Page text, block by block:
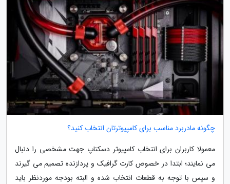
چگونه مادربرد مناسب برای کامپیوترتان انتخاب کنید؟
معمولا کاربران برای انتخاب کامپیوتر دسکتاپ جهت مشخصی را دنبال
می نمایند؛ ابتدا در خصوص کارت گرافیک و پردازنده تصمیم می گیرند
و سپس با توجه به قطعات انتخاب شده و البته بودجه موردنظر باید